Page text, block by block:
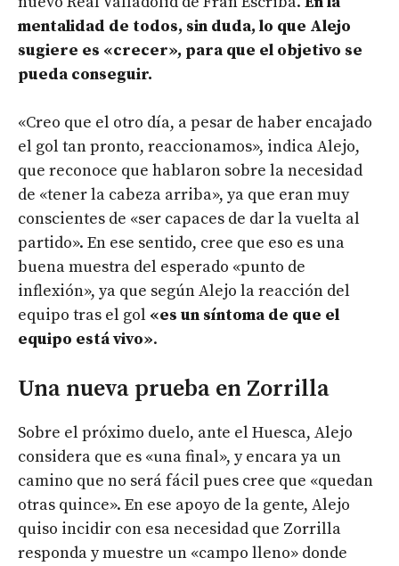
mentalidad de todos, sin duda, lo que Alejo
sugiere es «crecer», para que el objetivo se
pueda conseguir.
«Creo que el otro día, a pesar de haber encajado
el gol tan pronto, reaccionamos», indica Alejo,
que reconoce que hablaron sobre la necesidad
de «tener la cabeza arriba», ya que eran muy
conscientes de «ser capaces de dar la vuelta al
partido». En ese sentido, cree que eso es una
buena muestra del esperado «punto de
inflexión», ya que según Alejo la reacción del
equipo tras el gol «es un síntoma de que el
equipo está vivo».
Una nueva prueba en Zorrilla
Sobre el próximo duelo, ante el Huesca, Alejo
considera que es «una final», y encara ya un
camino que no será fácil pues cree que «quedan
otras quince». En ese apoyo de la gente, Alejo
quiso incidir con esa necesidad que Zorrilla
responda y muestre un «campo lleno» donde